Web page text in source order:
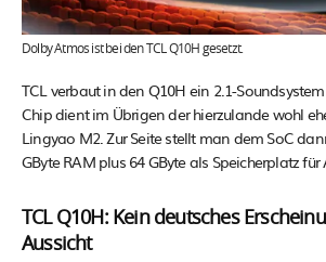
Dolby Atmos ist bei den TCL Q10H gesetzt.
TCL verbaut in den Q10H ein 2.1-
Chip dient im Übrigen der hierzulande wohl
Lingyao M2. Zur Seite stellt man dem SoC
GByte RAM plus 64 GByte als Speicherplatz
TCL Q10H: Kein deutsches
Aussicht